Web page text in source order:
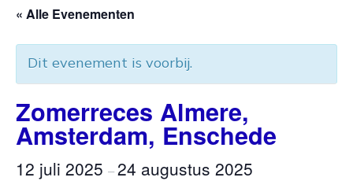
« Alle Evenementen
Dit evenement is voorbij.
Zomerreces Almere,
Amsterdam, Enschede
12 juli 2025 –24 augustus 2025